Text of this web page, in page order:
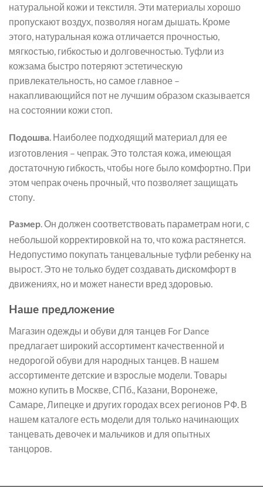
натуральной кожи и текстиля. Эти материалы хорошо
пропускают воздух, позволяя ногам дышать. Кроме
этого, натуральная кожа отличается прочностью,
мягкостью, гибкостью и долговечностью. Туфли из
кожзама быстро потеряют эстетическую
привлекательность, но самое главное –
накапливающийся пот не лучшим образом сказывается
на состоянии кожи стоп.
Подошва . Наиболее подходящий материал для ее
изготовления – чепрак. Это толстая кожа, имеющая
достаточную гибкость, чтобы ноге было комфортно. При
этом чепрак очень прочный, что позволяет защищать
стопу.
Размер. Он должен соответствовать параметрам ноги, с
небольшой корректировкой на то, что кожа растянется.
Недопустимо покупать танцевальные туфли ребенку на
вырост. Это не только будет создавать дискомфорт в
движениях, но и может нанести вред здоровью.
Наше предложение
Магазин одежды и обуви для танцев For Dance
предлагает широкий ассортимент качественной и
недорогой обуви для народных танцев. В нашем
ассортименте детские и взрослые модели. Товары
можно купить в Москве, СПб., Казани, Воронеже,
Самаре, Липецке и других городах всех регионов РФ. В
нашем каталоге есть модели для только начинающих
танцевать девочек и мальчиков и для опытных
танцоров.